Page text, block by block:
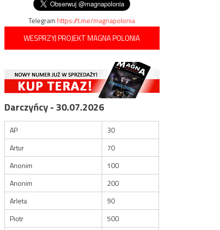
Telegramhttps://t.me/magnapolonia
WESPRZYJ PROJEKT MAGNA POLONIA
Darczyńcy - 30.07.2026
AP
30
Artur
70
Anonim
100
Anonim
200
Arleta
90
Piotr
500